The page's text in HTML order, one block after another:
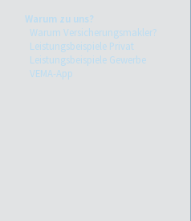
Warum zu uns?
Warum Versicherungsmakler?
Leistungsbeispiele Privat
Leistungsbeispiele Gewerbe
VEMA-App